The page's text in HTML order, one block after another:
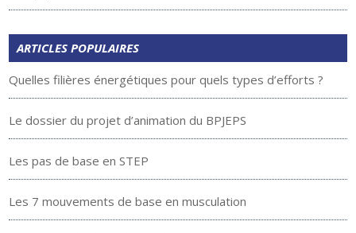
ARTICLES POPULAIRES
Quelles filières énergétiques pour quels types d’efforts ?
Le dossier du projet d’animation du BPJEPS
Les pas de base en STEP
Les 7 mouvements de base en musculation